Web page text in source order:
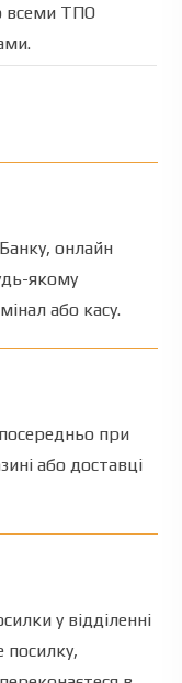
всеми ТПО
Банку, онлайн
якому
або касу.
при
або доставці
у відділенні
посилку,